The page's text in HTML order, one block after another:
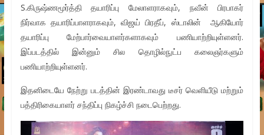
S.கிருஷ்ணமூர்த்தி தயாரிப்பு மேலாளராகவும், நவீன் பிரபாகர்
நிர்வாக தயாரிப்பாளராகவும், விஜய் பிரதீப், ஸ்டாலின் ஆகியோர்
தயாரிப்பு மேற்பார்வையாளர்களாகவும் பணியாற்றியுள்ளனர்.
இப்படத்தில் இன்னும் சில தொழில்நுட்ப கலைஞர்களும்
பணியாற்றியுள்ளனர்.
இதனிடையே நேற்று படத்தின் இரண்டாவது டீசர் வெளியீடு மற்றும்
பத்திரிகையாளர் சந்திப்பு நிகழ்ச்சி நடைபெற்றது.